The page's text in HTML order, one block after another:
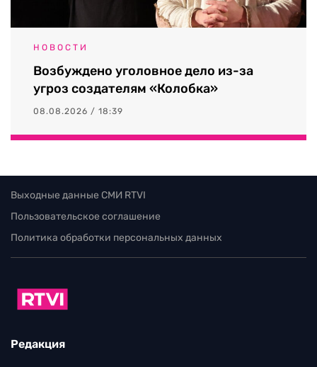
НОВОСТИ
Возбуждено уголовное дело из-за
угроз создателям «Колобка»
08.08.2026 / 18:39
Выходные данные СМИ RTVI
Пользовательское соглашение
Политика обработки персональных данных
Редакция